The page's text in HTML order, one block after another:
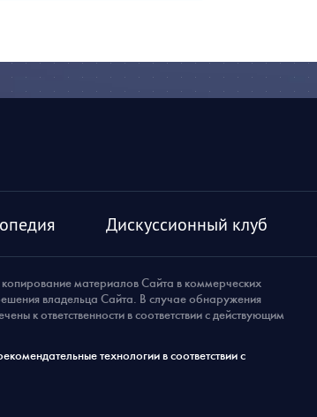
Дискуссионный клуб
материалов Сайта в коммерческих
владельца Сайта. В случае обнаружения
к ответственности в соответствии с действующим
технологии в соответствии с